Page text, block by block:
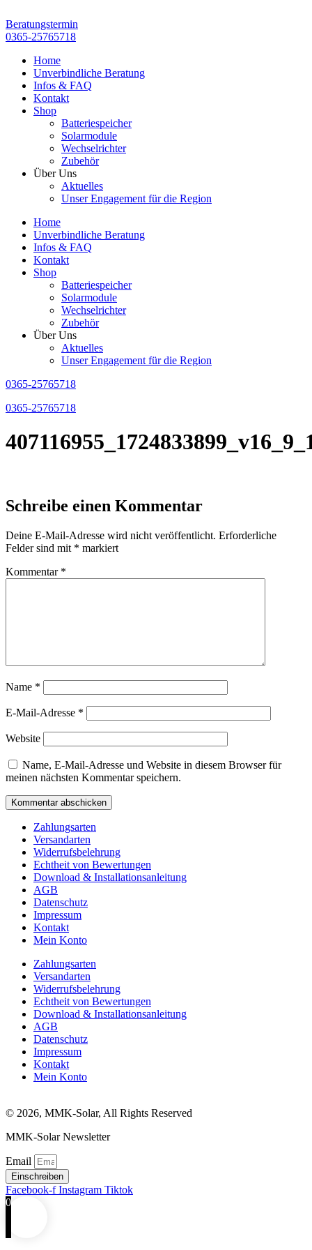
Inhalt
springen
Beratungstermin
0365-25765718
Home
Unverbindliche Beratung
Infos & FAQ
Kontakt
Shop
Batteriespeicher
Solarmodule
Wechselrichter
Zubehör
Über Uns
Aktuelles
Unser Engagement für die Region
Home
Unverbindliche Beratung
Infos & FAQ
Kontakt
Shop
Batteriespeicher
Solarmodule
Wechselrichter
Zubehör
Über Uns
Aktuelles
Unser Engagement für die Region
0365-25765718
0365-25765718
Schreibe einen Kommentar
Deine E-Mail-Adresse wird nicht veröffentlicht. Erforderliche
Felder sind mit * markiert
Kommentar *
Name *
E-Mail-Adresse *
Website
Name, E-Mail-Adresse und Website in diesem Browser für
meinen nächsten Kommentar speichern.
Zahlungsarten
Versandarten
Widerrufsbelehrung
Echtheit von Bewertungen
Download & Installationsanleitung
AGB
Datenschutz
Impressum
Kontakt
Mein Konto
Zahlungsarten
Versandarten
Widerrufsbelehrung
Echtheit von Bewertungen
Download & Installationsanleitung
AGB
Datenschutz
Impressum
Kontakt
Mein Konto
© 2026, MMK-Solar, All Rights Reserved
MMK-Solar Newsletter
Email
Einschreiben
Facebook-f Instagram Tiktok
0